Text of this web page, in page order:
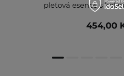
pleťová esence s
454,00